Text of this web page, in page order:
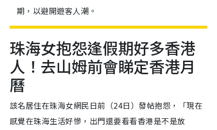
期，以避開遊客人潮。
珠海女抱怨逢假期好多香港
人！去山姆前會睇定香港月
曆
該名居住在珠海女網民日前（24日）發帖抱怨，「現在
感覺在珠海生活好慘，出門還要看看香港是不是放